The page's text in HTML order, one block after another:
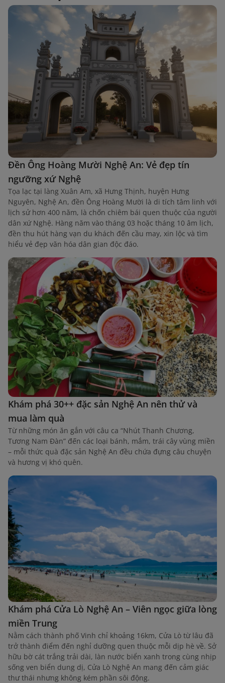
Đền Ông Hoàng Mười Nghệ An: Vẻ đẹp tín
ngưỡng xứ Nghệ
Tọa lạc tại làng Xuân Am, xã Hưng Thịnh, huyện Hưng
Nguyên, Nghệ An, đền Ông Hoàng Mười là di tích tâm linh với
lịch sử hơn 400 năm, là chốn chiêm bái quen thuộc của người
dân xứ Nghệ. Hàng năm vào tháng 03 hoặc tháng 10 âm lịch,
đền thu hút hàng vạn du khách đến cầu may, xin lộc và tìm
hiểu vẻ đẹp văn hóa dân gian độc đáo.
Khám phá 30++ đặc sản Nghệ An nên thử và
mua làm quà
Từ những món ăn gắn với câu ca “Nhút Thanh Chương,
Tương Nam Đàn” đến các loại bánh, mắm, trái cây vùng miền
– mỗi thức quà đặc sản Nghệ An đều chứa đựng câu chuyện
và hương vị khó quên.
Khám phá Cửa Lò Nghệ An – Viên ngọc giữa lòng
miền Trung
Nằm cách thành phố Vinh chỉ khoảng 16km, Cửa Lò từ lâu đã
trở thành điểm đến nghỉ dưỡng quen thuộc mỗi dịp hè về. Sở
hữu bờ cát trắng trải dài, làn nước biển xanh trong cùng nhịp
sống ven biển dung dị, Cửa Lò Nghệ An mang đến cảm giác
thư thái nhưng không kém phần sôi động.